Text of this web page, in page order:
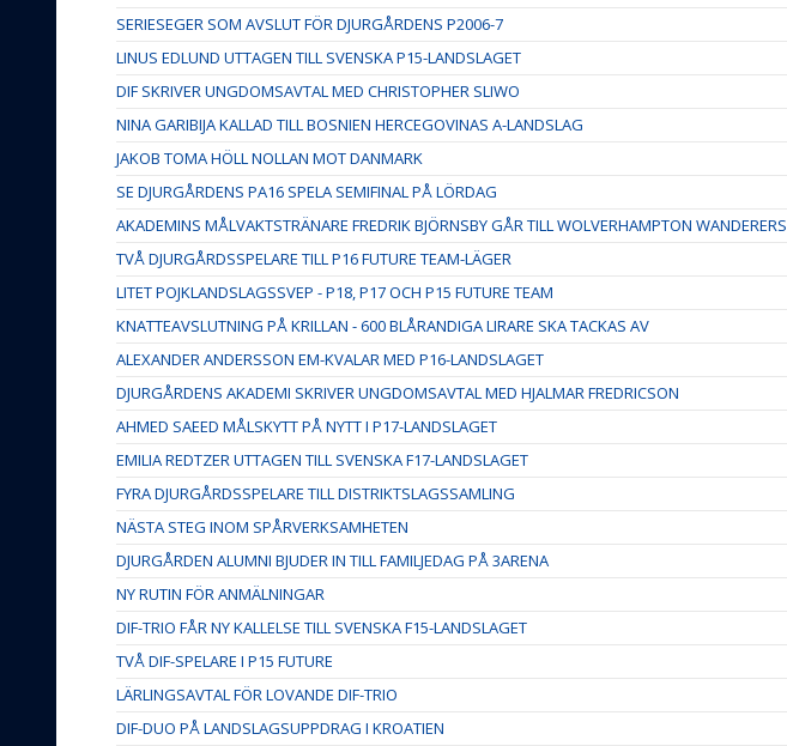
SERIESEGER SOM AVSLUT FÖR DJURGÅRDENS P2006-7
LINUS EDLUND UTTAGEN TILL SVENSKA P15-LANDSLAGET
DIF SKRIVER UNGDOMSAVTAL MED CHRISTOPHER SLIWO
NINA GARIBIJA KALLAD TILL BOSNIEN HERCEGOVINAS A-LANDSLAG
JAKOB TOMA HÖLL NOLLAN MOT DANMARK
SE DJURGÅRDENS PA16 SPELA SEMIFINAL PÅ LÖRDAG
AKADEMINS MÅLVAKTSTRÄNARE FREDRIK BJÖRNSBY GÅR TILL WOLVERHAMPTON WANDERERS
TVÅ DJURGÅRDSSPELARE TILL P16 FUTURE TEAM-LÄGER
LITET POJKLANDSLAGSSVEP - P18, P17 OCH P15 FUTURE TEAM
KNATTEAVSLUTNING PÅ KRILLAN - 600 BLÅRANDIGA LIRARE SKA TACKAS AV
ALEXANDER ANDERSSON EM-KVALAR MED P16-LANDSLAGET
DJURGÅRDENS AKADEMI SKRIVER UNGDOMSAVTAL MED HJALMAR FREDRICSON
AHMED SAEED MÅLSKYTT PÅ NYTT I P17-LANDSLAGET
EMILIA REDTZER UTTAGEN TILL SVENSKA F17-LANDSLAGET
FYRA DJURGÅRDSSPELARE TILL DISTRIKTSLAGSSAMLING
NÄSTA STEG INOM SPÅRVERKSAMHETEN
DJURGÅRDEN ALUMNI BJUDER IN TILL FAMILJEDAG PÅ 3ARENA
NY RUTIN FÖR ANMÄLNINGAR
DIF-TRIO FÅR NY KALLELSE TILL SVENSKA F15-LANDSLAGET
TVÅ DIF-SPELARE I P15 FUTURE
LÄRLINGSAVTAL FÖR LOVANDE DIF-TRIO
DIF-DUO PÅ LANDSLAGSUPPDRAG I KROATIEN